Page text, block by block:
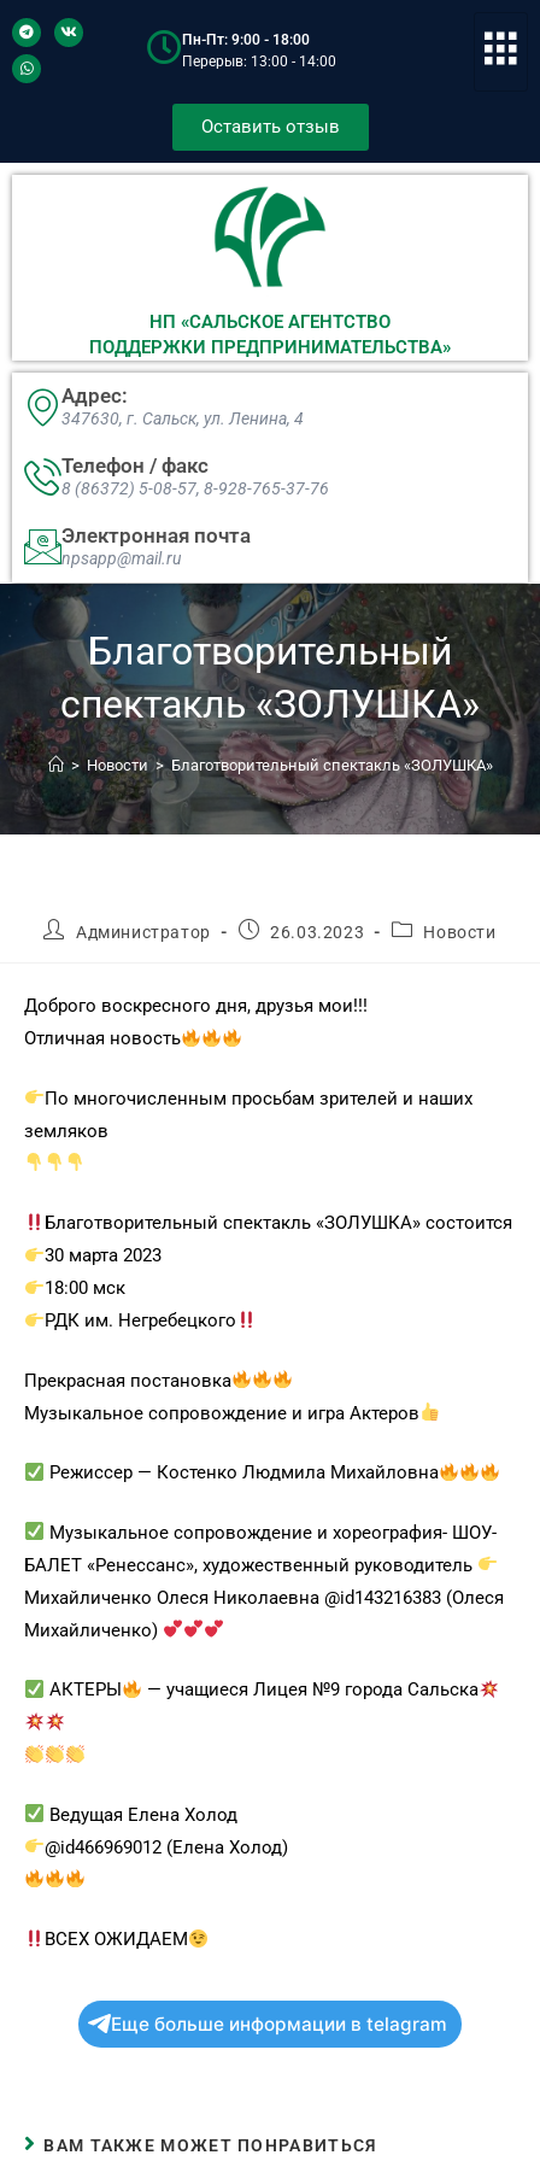
Пн-Пт: 9:00 - 18:00
Перерыв: 13:00 - 14:00
Оставить отзыв
НП «САЛЬСКОЕ АГЕНТСТВО
ПОДДЕРЖКИ ПРЕДПРИНИМАТЕЛЬСТВА»
Адрес:
347630, г. Сальск, ул. Ленина, 4​
Телефон / факс
8 (86372) 5-08-57, 8-928-765-37-76
Электронная почта
npsapp@mail.ru
Благотворительный
спектакль «ЗОЛУШКА»
> Новости > Благотворительный спектакль «ЗОЛУШКА»
Администратор 26.03.2023 Новости
Доброго воскресного дня, друзья мои!!!
Отличная новость
По многочисленным просьбам зрителей и наших
земляков
Благотворительный спектакль «ЗОЛУШКА» состоится
30 марта 2023
18:00 мск
РДК им. Негребецкого
Прекрасная постановка
Музыкальное сопровождение и игра Актеров
Режиссер — Костенко Людмила Михайловна
Музыкальное сопровождение и хореография- ШОУ-
БАЛЕТ «Ренессанс», художественный руководитель
Михайличенко Олеся Николаевна @id143216383 (Олеся
Михайличенко)
АКТЕРЫ — учащиеся Лицея №9 города Сальска
Ведущая Елена Холод
@id466969012 (Елена Холод)
ВСЕХ ОЖИДАЕМ
Еще больше информации в telagram
ВАМ ТАКЖЕ МОЖЕТ ПОНРАВИТЬСЯ